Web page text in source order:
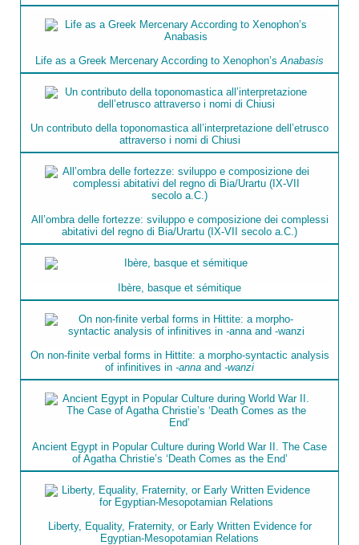
Life as a Greek Mercenary According to Xenophon’sAnabasis
Un contributo della toponomastica all’interpretazione dell’etrusco
attraverso i nomi di Chiusi
All’ombra delle fortezze: sviluppo e composizione dei complessi
abitativi del regno di Bia/Urartu (IX-VII secolo a.C.)
Ibère, basque et sémitique
On non-finite verbal forms in Hittite: a morpho-syntactic analysis
of infinitives in -anna and -wanzi
Ancient Egypt in Popular Culture during World War II. The Case
of Agatha Christie’s ‘Death Comes as the End’
Liberty, Equality, Fraternity, or Early Written Evidence for
Egyptian-Mesopotamian Relations